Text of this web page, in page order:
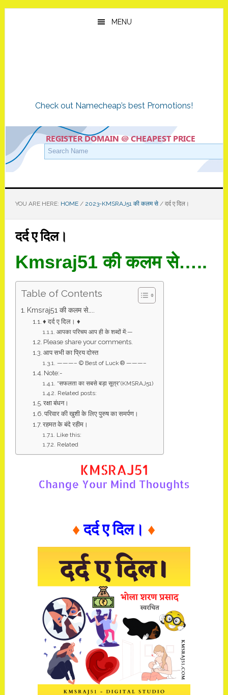
Skip
Skip
Skip
MENU
Check out Namecheap’s best Promotions!
YOU ARE HERE: HOME / 2023-KMSRAJ51 की कलम से /दर्द ए दिल।
दर्द ए दिल।
Kmsraj51 की कलम से…..
Table of Contents
Kmsraj51 की कलम से…..
♦ दर्द ए दिल। ♦
आपका परिचय आप ही के शब्दों में:—
Please share your comments.
आप सभी का प्रिय दोस्त
———– © Best of Luck ® ———–
Note:-
“सफलता का सबसे बड़ा सूत्र”(KMSRAJ51)
Related posts:
रक्षा बंधन।
परिवार की खुशी के लिए पुरुष का समर्पण।
रहमत के बंदे रहीम।
Like this:
Related
♦दर्द ए दिल। ♦